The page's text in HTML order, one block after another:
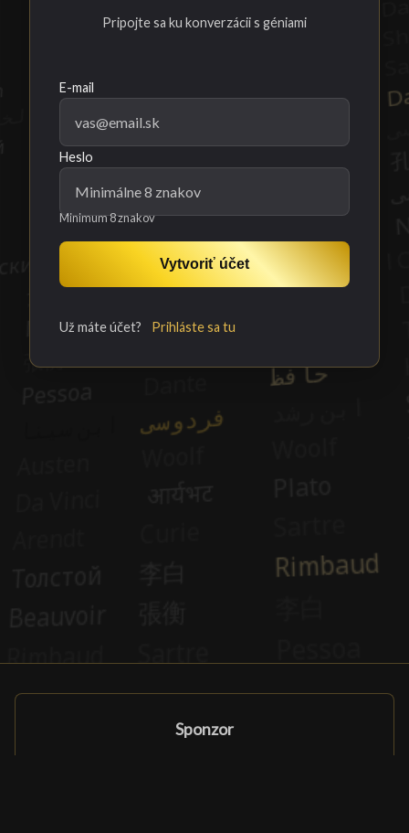
Pripojte sa ku konverzácii s géniami
E-mail
Heslo
Minimum 8 znakov
Vytvoriť účet
Už máte účet? Prihláste sa tu
Sponzor